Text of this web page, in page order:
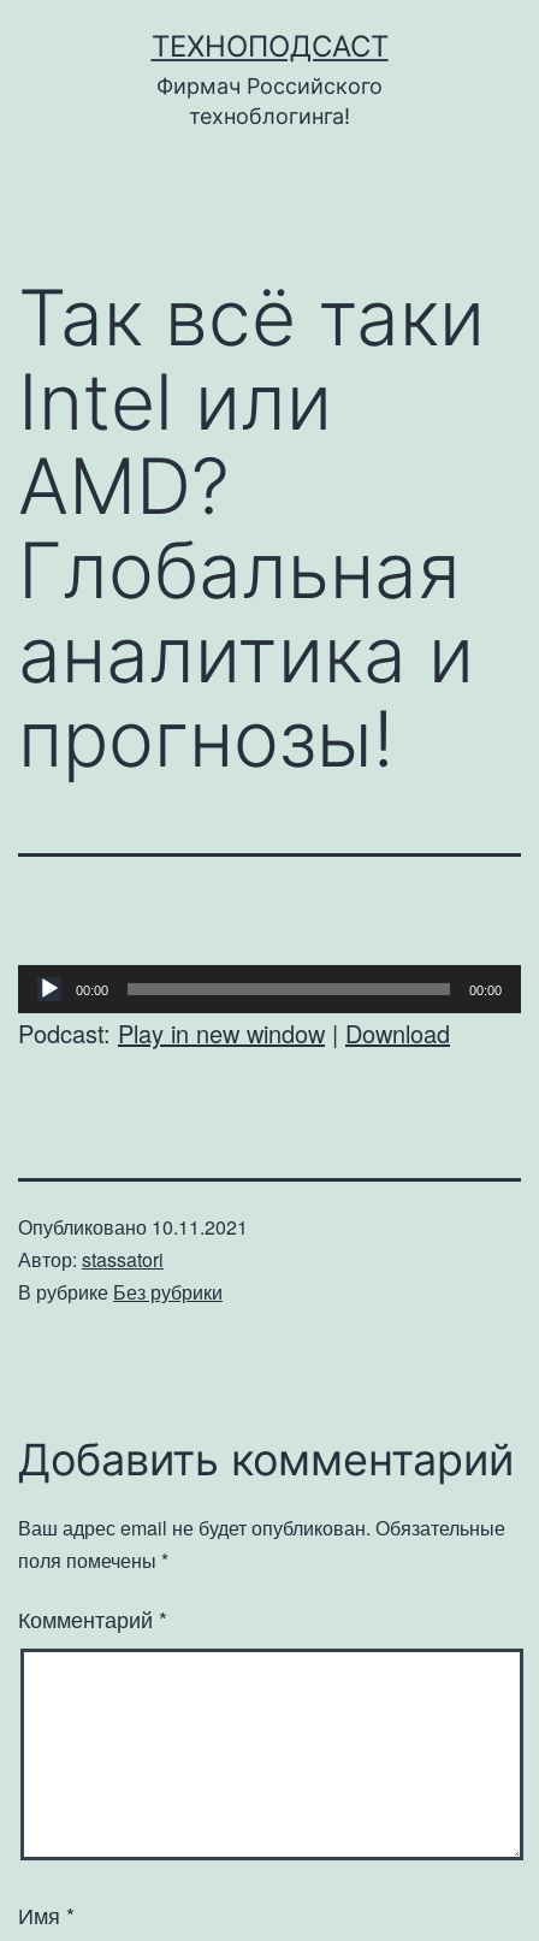
ТЕХНОПОДСАСТ
Фирмач Российского
техноблогинга!
Так всё таки
Intel или
AMD?
Глобальная
аналитика и
прогнозы!
Аудиоплеер
00:00 00:00
Podcast: Play in new window | Download
Опубликовано 10.11.2021
Автор: stassatori
В рубрике Без рубрики
Добавить комментарий
Ваш адрес email не будет опубликован. Обязательные
поля помечены *
Комментарий *
Имя *